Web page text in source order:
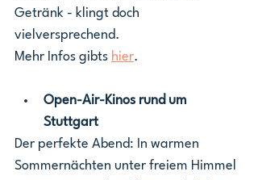
Getränk - klingt doch
vielversprechend.
Mehr Infos gibts hier.
Open-Air-Kinos rund um
Stuttgart
Der perfekte Abend: In warmen
Sommernächten unter freiem Himmel